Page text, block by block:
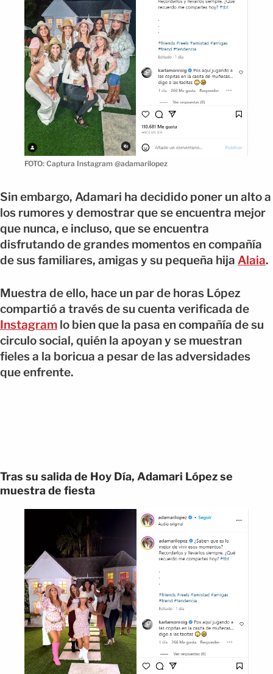
FOTO: Captura Instagram @adamarilopez
Sin embargo, Adamari ha decidido poner un alto a
los rumores y demostrar que se encuentra mejor
que nunca, e incluso, que se encuentra
disfrutando de grandes momentos en compañía
de sus familiares, amigas y su pequeña hija Alaia.
Muestra de ello, hace un par de horas López
compartió a través de su cuenta verificada de
Instagram lo bien que la pasa en compañía de su
circulo social, quién la apoyan y se muestran
fieles a la boricua a pesar de las adversidades
que enfrente.
Tras su salida de Hoy Día, Adamari López se
muestra de fiesta